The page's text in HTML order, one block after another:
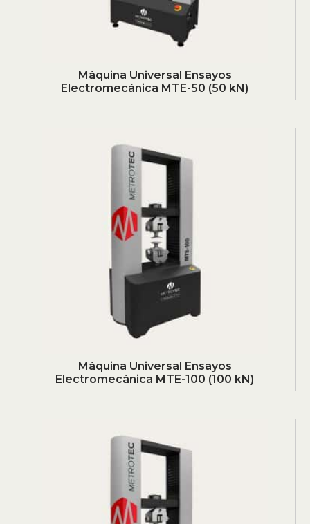
Máquina Universal Ensayos
Electromecánica MTE-50 (50 kN)
Máquina Universal Ensayos
Electromecánica MTE-100 (100 kN)